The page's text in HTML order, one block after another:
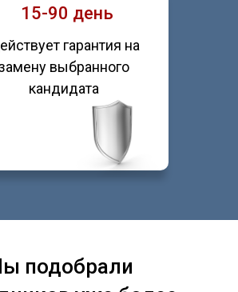
15-90 день
гарантия на
выбранного
кандидата
подобрали